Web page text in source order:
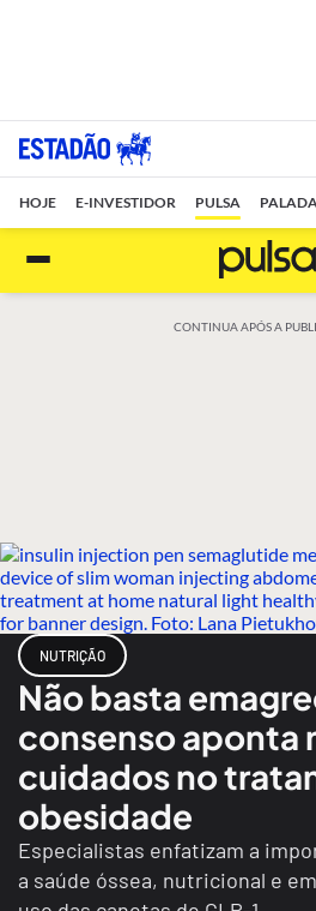
HOJE E-INVESTIDOR PULSA
CONTINUA APÓS A
NUTRIÇÃO
Não basta
consenso aponta
cuidados no
obesidade
Especialistas enfatizam a
a saúde óssea, nutricional e